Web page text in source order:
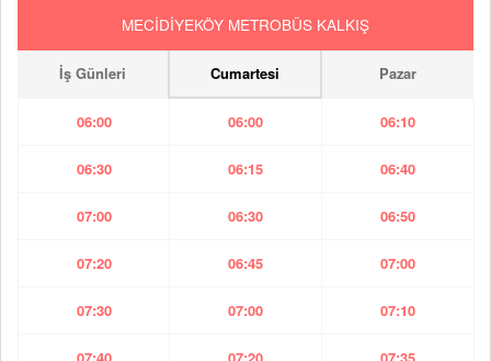
MECİDİYEKÖY METROBÜS KALKIŞ
İş Günleri Cumartesi Pazar
06:00 06:00 06:10
06:30 06:15 06:40
07:00 06:30 06:50
07:20 06:45 07:00
07:30 07:00 07:10